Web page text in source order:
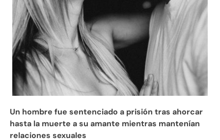
Un hombre fue sentenciado a prisión tras ahorcar
hasta la muerte a su amante mientras mantenían
relaciones sexuales